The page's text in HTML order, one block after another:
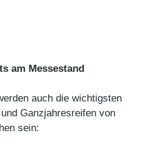
am Messestand
auch die wichtigsten
Ganzjahresreifen von
sein: